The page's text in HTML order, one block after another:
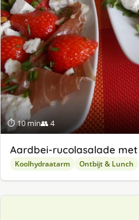
⏱ 10 min👥 4
Aardbei-rucolasalade
Koolhydraatarm Ontbijt & Lunch